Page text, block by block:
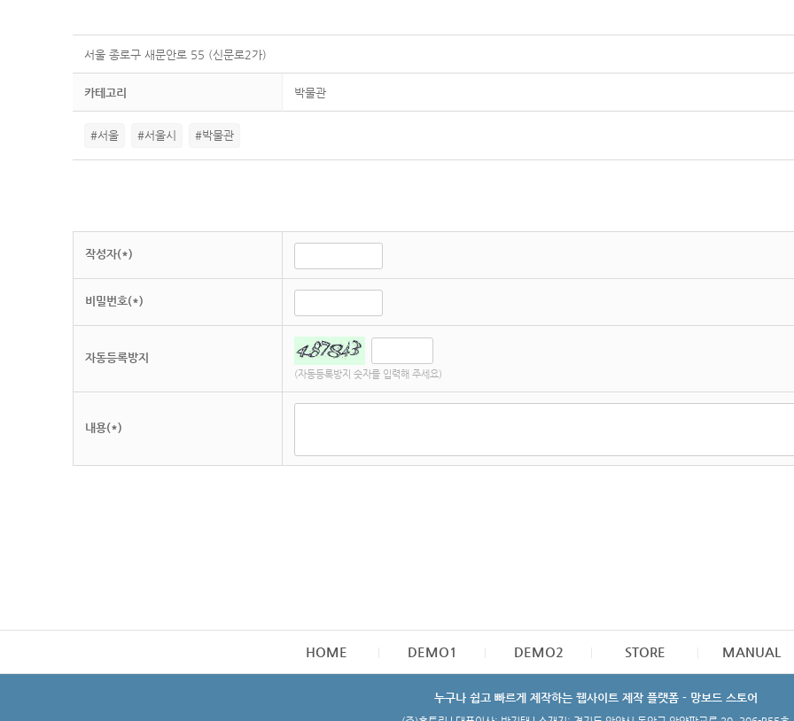
서울 종로구 새문안로 55 (신문로2가)
카테고리 박물관
#서울 #서울시 #박물관
작성자(*)
비밀번호(*)
자동등록방지
(자동등록방지 숫자를 입력해 주세요)
내용(*)
HOME DEMO1 DEMO2 STORE MANUAL
누구나 쉽고 빠르게 제작하는 웹사이트 제작 플랫폼 - 망보드 스토어